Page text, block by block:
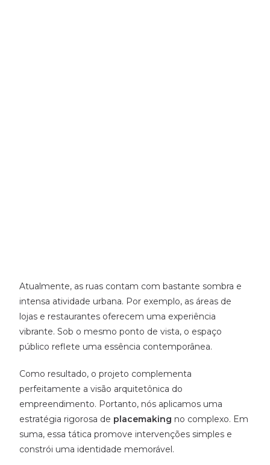
Atualmente, as ruas contam com bastante sombra e
intensa atividade urbana. Por exemplo, as áreas de
lojas e restaurantes oferecem uma experiência
vibrante. Sob o mesmo ponto de vista, o espaço
público reflete uma essência contemporânea.
Como resultado, o projeto complementa
perfeitamente a visão arquitetônica do
empreendimento. Portanto, nós aplicamos uma
estratégia rigorosa de placemaking no complexo. Em
suma, essa tática promove intervenções simples e
constrói uma identidade memorável.